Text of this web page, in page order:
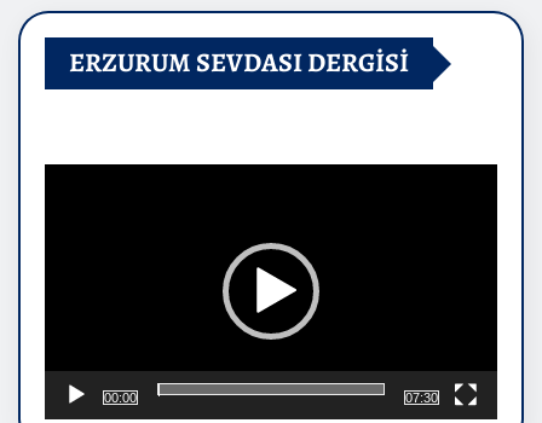
ERZURUM SEVDASI DERGİSİ
00:00 07:30